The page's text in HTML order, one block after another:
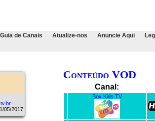
Guia de Canais Atualize-nos Anuncie Aqui
05/2017
Conteúdo VOD
Canal:
Box Kids TV